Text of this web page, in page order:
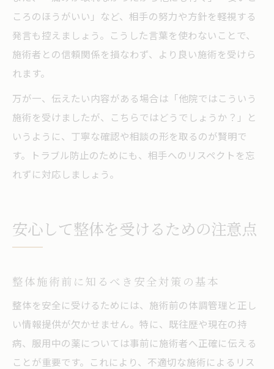
ころのほうがいい」など、相手の努力や方針を軽視する
発言も控えましょう。こうした言葉を使わないことで、
施術者との信頼関係を損なわず、より良い施術を受けら
れます。
万が一、伝えたい内容がある場合は「他院ではこういう
施術を受けましたが、こちらではどうでしょうか？」と
いうように、丁寧な確認や相談の形を取るのが賢明で
す。トラブル防止のためにも、相手へのリスペクトを忘
れずに対応しましょう。
安心して整体を受けるための注意点
整体施術前に知るべき安全対策の基本
整体を安全に受けるためには、施術前の体調管理と正し
い情報提供が欠かせません。特に、既往歴や現在の持
病、服用中の薬については事前に施術者へ正確に伝える
ことが重要です。これにより、不適切な施術によるリス